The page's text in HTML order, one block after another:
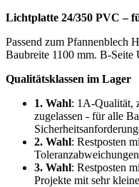
Lichtplatte 24/350 PVC –
Passend zum Pfannenblech
Baubreite 1100 mm. B-Seite
Qualitätsklassen im Lager
1. Wahl: 1A-Qualität,
zugelassen - für alle
2. Wahl: Restposten
3. Wahl: Restposten
Projekte mit sehr